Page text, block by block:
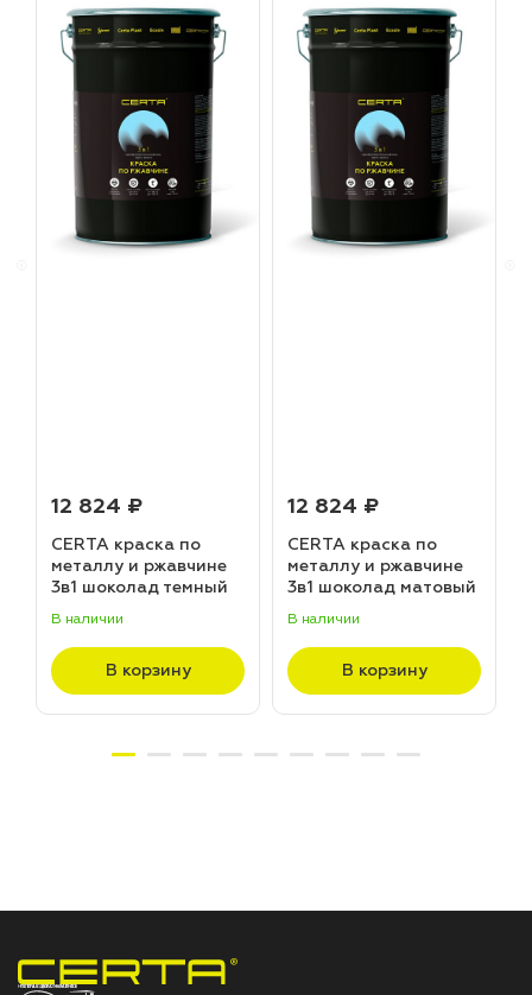
12 824 ₽
CERTA краска по
металлу и ржавчине
3в1 шоколад темный
(20,0кг)
В наличии
В корзину
12 824 ₽
CERTA краска по
металлу и ржавчине
3в1 шоколад матовый
В наличии
В корзину
НПП «СПЕКТР» ЗАВОД ЛАКОКРАСОЧНЫХ МАТЕРИАЛОВ